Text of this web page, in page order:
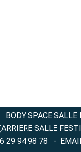
BODY SPACE SALLE
SALLE
29 94 98 78 -